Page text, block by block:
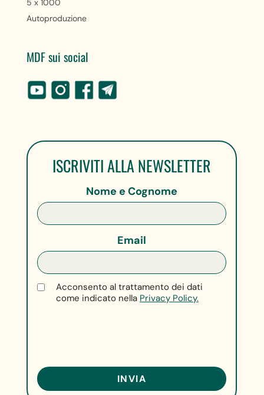
5 x 1000
Autoproduzione
MDF sui social
ISCRIVITI ALLA NEWSLETTER
Nome e Cognome
Email
Acconsento al trattamento dei dati
come indicato nella Privacy Policy.